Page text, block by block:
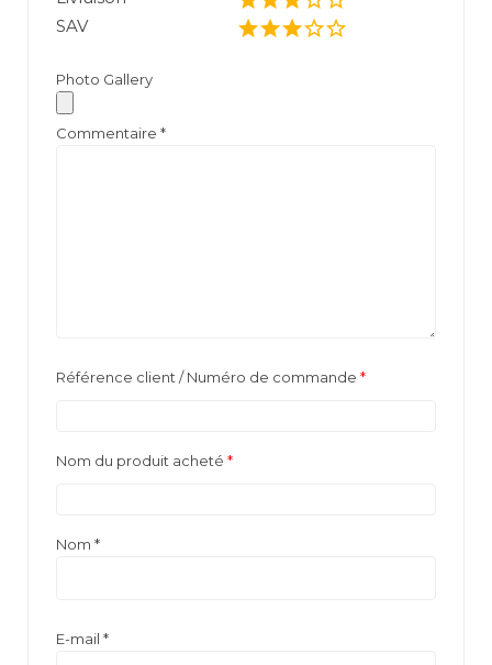
SAV
Photo Gallery
Commentaire *
Référence client / Numéro de commande *
Nom du produit acheté *
Nom *
E-mail *